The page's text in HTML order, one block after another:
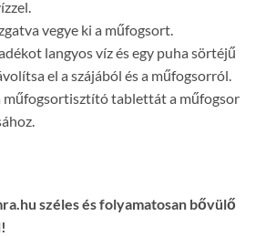
vegye ki a műfogsort.
langyos víz és egy puha sörtéjű
el a szájából és a műfogsorról.
műfogsortisztító tablettát a műfogsor
széles és folyamatosan bővülő